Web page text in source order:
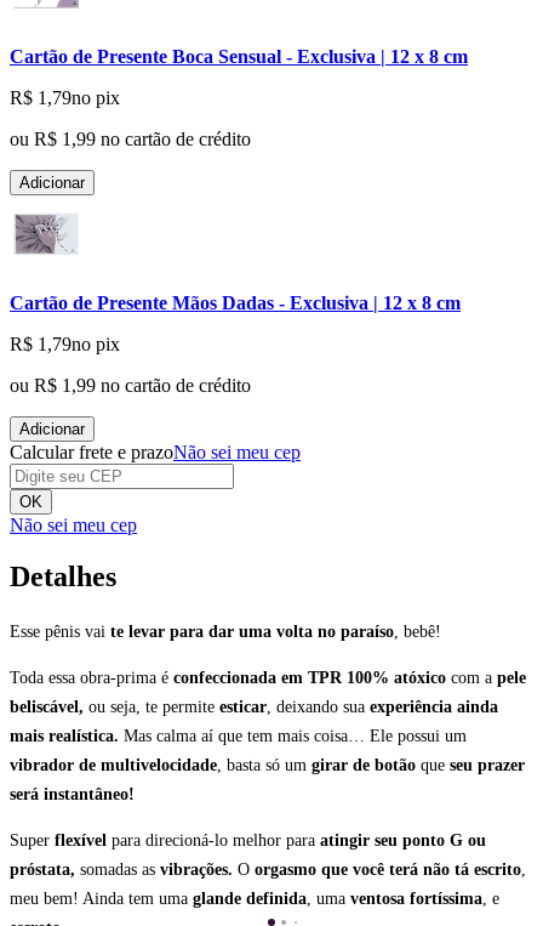
Cartão de Presente Boca Sensual - Exclusiva | 12 x 8 cm
R$ 1,79no pix
ou R$ 1,99 no cartão de crédito
Adicionar
Cartão de Presente Mãos Dadas - Exclusiva | 12 x 8 cm
R$ 1,79no pix
ou R$ 1,99 no cartão de crédito
Adicionar
Calcular frete e prazoNão sei meu cep
OK
Não sei meu cep
Detalhes
Esse pênis vai te levar para dar uma volta no paraíso, bebê!
Toda essa obra-prima é confeccionada em TPR 100% atóxico com a pele
beliscável, ou seja, te permite esticar, deixando sua experiência ainda
mais realística. Mas calma aí que tem mais coisa… Ele possui um
vibrador de multivelocidade, basta só um girar de botão que seu prazer
será instantâneo!
Super flexível para direcioná-lo melhor para atingir seu ponto G ou
próstata, somadas as vibrações. O orgasmo que você terá não tá escrito,
meu bem! Ainda tem uma glande definida, uma ventosa fortíssima, e